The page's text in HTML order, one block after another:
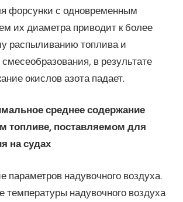
форсунки с одновременным
их диаметра приводит к более
распыливанию топлива и
в результате
окислов азота падает.
среднее содержание
топливе, поставляемом для
на судах
параметров надувочного воздуха.
надувочного воздуха